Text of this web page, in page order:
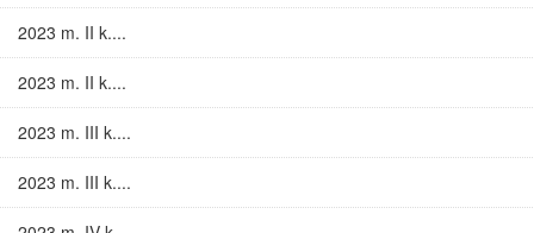
2023 m. II k....
2023 m. II k....
2023 m. III k....
2023 m. III k....